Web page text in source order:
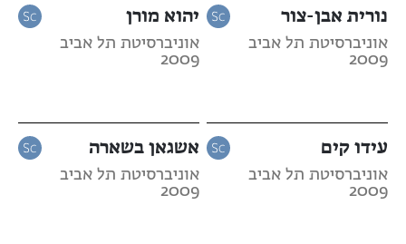
נורית אבן-צור
אוניברסיטת תל אביב
2009
יהוא מורן
אוניברסיטת תל אביב
2009
עידו קים
אוניברסיטת תל אביב
2009
אשגאן בשארה
אוניברסיטת תל אביב
2009